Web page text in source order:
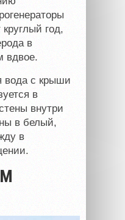
год,
в
вдвое.
вода с крыши
в
внутри
в белый,
в